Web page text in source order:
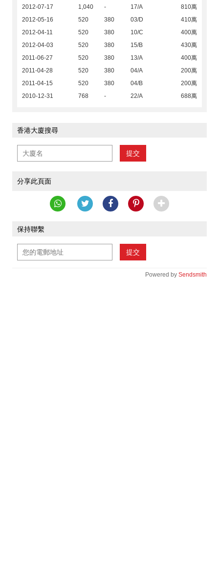
2012-07-17 1,040 - 17/A
810萬
2012-05-16
520 380 03/D
410萬
2012-04-11
520 380 10/C
400萬
2012-04-03
520 380 15/B
430萬
2011-06-27
520 380 13/A
400萬
2011-04-28
520 380 04/A
200萬
2011-04-15
520 380 04/B
200萬
2010-12-31
768 - 22/A 688萬
香港大廈搜尋
提交
分享此頁面
保持聯繫
提交
Powered by Sendsmith